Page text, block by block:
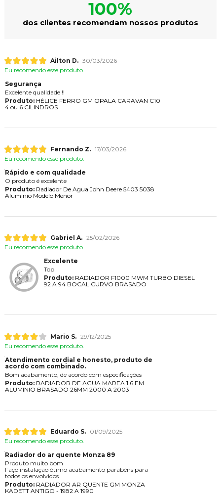
100%
dos clientes recomendam nossos produtos
Ailton D. 30/03/2026
Eu recomendo esse produto.
Segurança
Excelente qualidade !!
Produto:HÉLICE FERRO GM OPALA CARAVAN C10
4 ou 6 CILINDROS
Fernando Z. 17/03/2026
Eu recomendo esse produto.
Rápido e com qualidade
O produto é excelente
Produto:Radiador De Agua John Deere 5403 5038
Aluminio Modelo Menor
Gabriel A. 25/02/2026
Eu recomendo esse produto.
Excelente
Top
Produto:RADIADOR F1000 MWM TURBO DIESEL
92 A 94 BOCAL CURVO BRASADO
Mario S. 29/12/2025
Eu recomendo esse produto.
Atendimento cordial e honesto, produto de
acordo com combinado.
Bom acabamento, de acordo com especificações
Produto:RADIADOR DE AGUA MAREA 1.6 EM
ALUMINIO BRASADO 26MM 2000 A 2003
Eduardo S.
01/09/2025
Eu recomendo esse produto.
Radiador do ar quente Monza 89
Produto muito bom
Faço instalação ótimo acabamento parabéns para
todos os envolvidos
Produto:RADIADOR AR QUENTE GM MONZA
KADETT ANTIGO - 1982 A 1990